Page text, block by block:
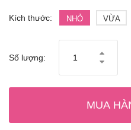
Kích thước: NHỎ VỪA
Số lượng:
MUA